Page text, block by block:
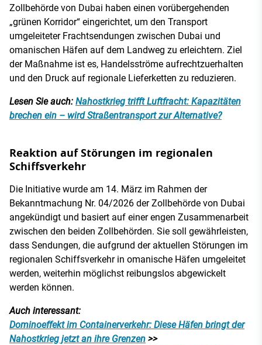
Zollbehörde von Dubai haben einen vorübergehenden
„grünen Korridor“ eingerichtet, um den Transport
umgeleiteter Frachtsendungen zwischen Dubai und
omanischen Häfen auf dem Landweg zu erleichtern. Ziel
der Maßnahme ist es, Handelsströme aufrechtzuerhalten
und den Druck auf regionale Lieferketten zu reduzieren.
Lesen Sie auch: Nahostkrieg trifft Luftfracht: Kapazitäten
brechen ein – wird Straßentransport zur Alternative?
Reaktion auf Störungen im regionalen
Schiffsverkehr
Die Initiative wurde am 14. März im Rahmen der
Bekanntmachung Nr. 04/2026 der Zollbehörde von Dubai
angekündigt und basiert auf einer engen Zusammenarbeit
zwischen den beiden Zollbehörden. Sie soll gewährleisten,
dass Sendungen, die aufgrund der aktuellen Störungen im
regionalen Schiffsverkehr in omanische Häfen umgeleitet
werden, weiterhin möglichst reibungslos abgewickelt
werden können.
Auch interessant:
Dominoeffekt im Containerverkehr: Diese Häfen bringt der
Nahostkrieg jetzt an ihre Grenzen >>